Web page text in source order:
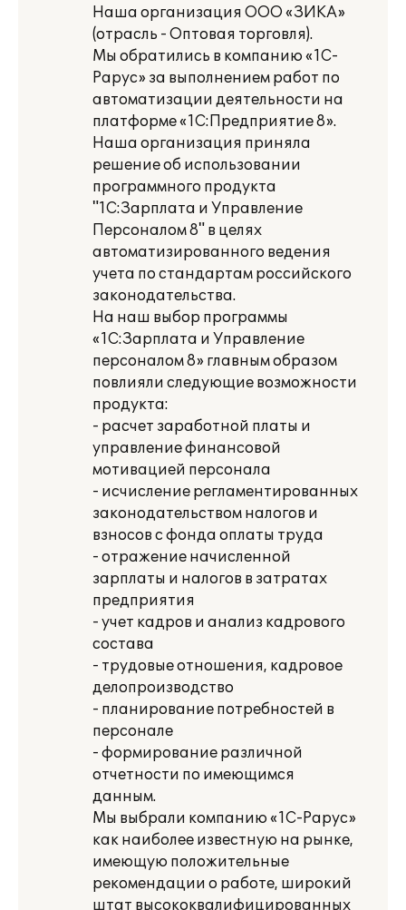
Наша организация ООО «ЗИКА»
(отрасль - Оптовая торговля).
Мы обратились в компанию «1С-
Рарус» за выполнением работ по
автоматизации деятельности на
платформе «1С:Предприятие 8».
Наша организация приняла
решение об использовании
программного продукта
"1С:Зарплата и Управление
Персоналом 8" в целях
автоматизированного ведения
учета по стандартам российского
законодательства.
На наш выбор программы
«1С:Зарплата и Управление
персоналом 8» главным образом
повлияли следующие возможности
продукта:
- расчет заработной платы и
управление финансовой
мотивацией персонала
- исчисление регламентированных
законодательством налогов и
взносов с фонда оплаты труда
- отражение начисленной
зарплаты и налогов в затратах
предприятия
- учет кадров и анализ кадрового
состава
- трудовые отношения, кадровое
делопроизводство
- планирование потребностей в
персонале
- формирование различной
отчетности по имеющимся
данным.
Мы выбрали компанию «1С-Рарус»
как наиболее известную на рынке,
имеющую положительные
рекомендации о работе, широкий
штат высококвалифицированных